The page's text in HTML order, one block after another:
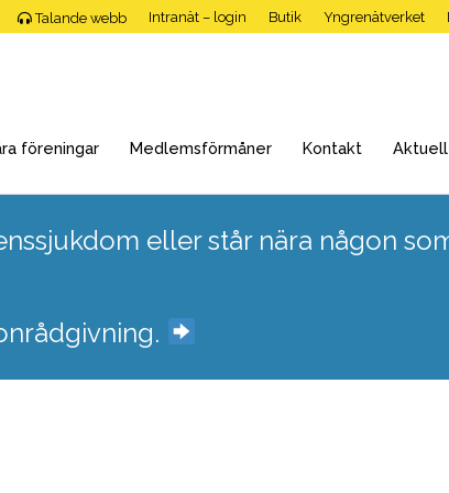
Talande webb Intranät – login Butik Yngrenätverket
föreningar Medlemsförmåner Kontakt
eller står nära någon